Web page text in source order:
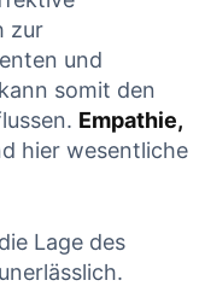
‍zur
und
somit den
Empathie,
hier wesentliche
Lage des